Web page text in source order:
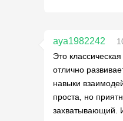
aya1982242
Это
отлично
навыки
проста, но
захватывающий.